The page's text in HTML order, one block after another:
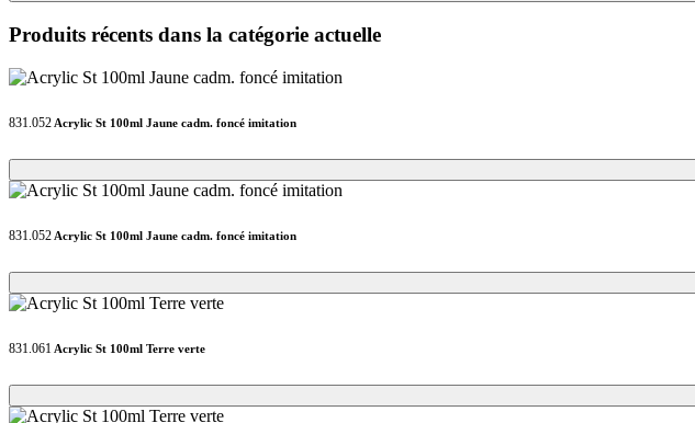
Produits récents dans la catégorie actuelle
831.052 Acrylic St 100ml Jaune cadm. foncé imitation
Loading...
Loading...
831.052 Acrylic St 100ml Jaune cadm. foncé imitation
Loading...
Loading...
831.061 Acrylic St 100ml Terre verte
Loading...
Loading...